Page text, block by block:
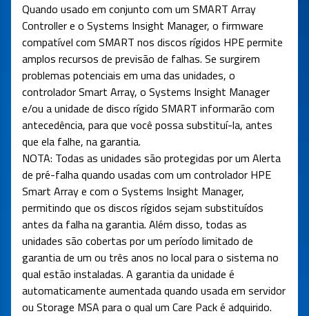
Quando usado em conjunto com um SMART Array
Controller e o Systems Insight Manager, o firmware
compatível com SMART nos discos rígidos HPE permite
amplos recursos de previsão de falhas. Se surgirem
problemas potenciais em uma das unidades, o
controlador Smart Array, o Systems Insight Manager
e/ou a unidade de disco rígido SMART informarão com
antecedência, para que você possa substituí-la, antes
que ela falhe, na garantia.
NOTA: Todas as unidades são protegidas por um Alerta
de pré-falha quando usadas com um controlador HPE
Smart Array e com o Systems Insight Manager,
permitindo que os discos rígidos sejam substituídos
antes da falha na garantia. Além disso, todas as
unidades são cobertas por um período limitado de
garantia de um ou três anos no local para o sistema no
qual estão instaladas. A garantia da unidade é
automaticamente aumentada quando usada em servidor
ou Storage MSA para o qual um Care Pack é adquirido.